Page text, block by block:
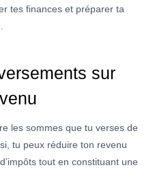
tes finances et préparer ta
sur
les sommes que tu verses de
tu peux réduire ton revenu
tout en constituant une